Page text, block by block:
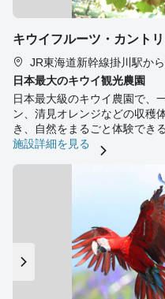
キウイフルーツ・カント
JR東海道新幹線掛川駅か
日本最大のキウイ観光農園
日本最大級のキウイ農園で、
ン、清見オレンジなどの収穫
き、自然をまるごと体験できる
施設詳細を見る